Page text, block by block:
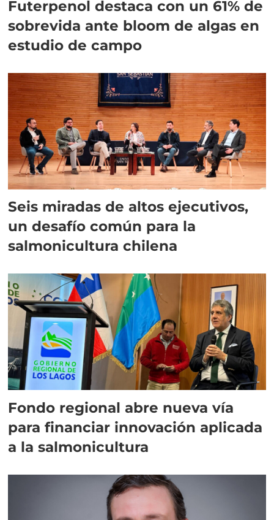
Futerpenol destaca con un 61% de
sobrevida ante bloom de algas en
estudio de campo
Seis miradas de altos ejecutivos,
un desafío común para la
salmonicultura chilena
Fondo regional abre nueva vía
para financiar innovación aplicada
a la salmonicultura